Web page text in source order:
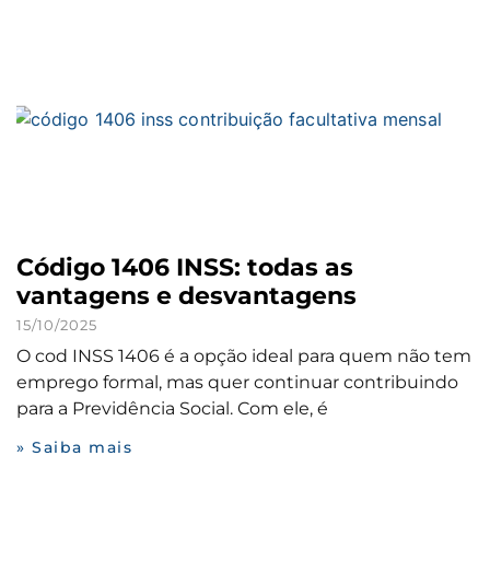
Código 1406 INSS: todas as
vantagens e desvantagens
15/10/2025
O cod INSS 1406 é a opção ideal para quem não tem
emprego formal, mas quer continuar contribuindo
para a Previdência Social. Com ele, é
» Saiba mais